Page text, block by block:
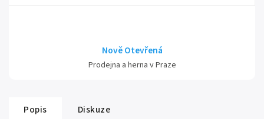
Nově Otevřená
Prodejna a herna v Praze
Popis Diskuze